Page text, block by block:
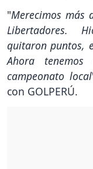
"Merecimos más
Libertadores.
quitaron puntos,
Ahora
campeonato local
con GOLPERÚ.